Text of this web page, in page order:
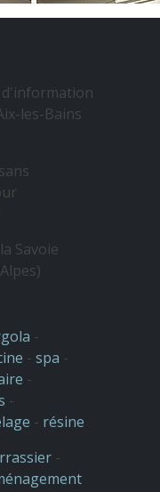
d'information
les-Bains
Savoie
-
- spa -
-
-
- résine
-